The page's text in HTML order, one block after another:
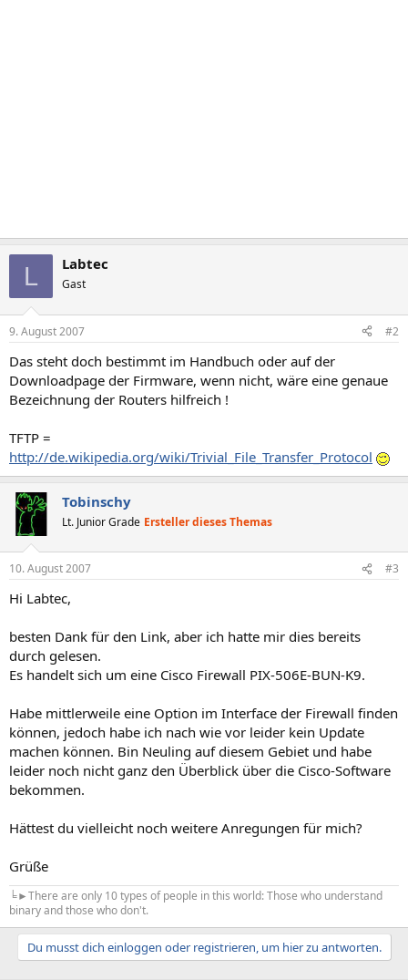
L Labtec
Gast
9. August 2007 #2
Das steht doch bestimmt im Handbuch oder auf der
Downloadpage der Firmware, wenn nicht, wäre eine genaue
Bezeichnung der Routers hilfreich !
TFTP =
http://de.wikipedia.org/wiki/Trivial_File_Transfer_Protocol
Tobinschy
Lt. Junior Grade Ersteller dieses Themas
10. August 2007 #3
Hi Labtec,
besten Dank für den Link, aber ich hatte mir dies bereits
durch gelesen.
Es handelt sich um eine Cisco Firewall PIX-506E-BUN-K9.
Habe mittlerweile eine Option im Interface der Firewall finden
können, jedoch habe ich nach wie vor leider kein Update
machen können. Bin Neuling auf diesem Gebiet und habe
leider noch nicht ganz den Überblick über die Cisco-Software
bekommen.
Hättest du vielleicht noch weitere Anregungen für mich?
Grüße
╘►There are only 10 types of people in this world: Those who understand
binary and those who don't.
Du musst dich einloggen oder registrieren, um hier zu antworten.